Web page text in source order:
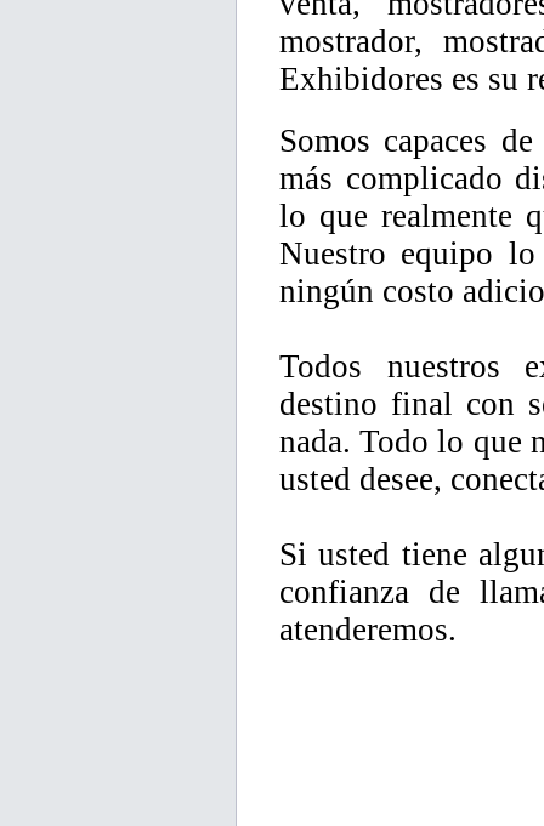
mostrador,
Exhibidores es su
Somos capaces
más complicado
lo que realmente
Nuestro equipo lo
ningún costo
Todos nuestros
destino final con
nada. Todo lo que
usted desee,
Si usted tiene
confianza de
atenderemos.